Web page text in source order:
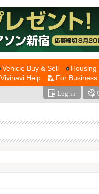
Vehicle Buy & Sell Housing
Vivinavi Help For Business
Log-in